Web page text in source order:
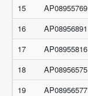
15
AP08955769
16
AP08956891
17
AP08955816
18
AP08956575
19
AP08956577